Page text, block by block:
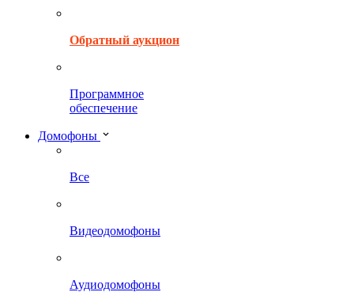
Обратный аукцион
Программное
обеспечение
Домофоны
Все
Видеодомофоны
Аудиодомофоны